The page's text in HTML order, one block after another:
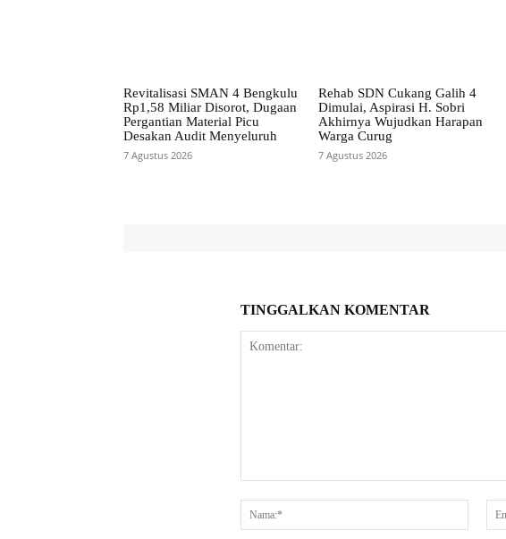
Revitalisasi SMAN 4 Bengkulu
Rp1,58 Miliar Disorot, Dugaan
Pergantian Material Picu
Desakan Audit Menyeluruh
7 Agustus 2026
Rehab SDN Cukang Galih 4
Dimulai, Aspirasi H. Sobri
Akhirnya Wujudkan Harapan
Warga Curug
7 Agustus 2026
TINGGALKAN KOMENTAR
Nama:*